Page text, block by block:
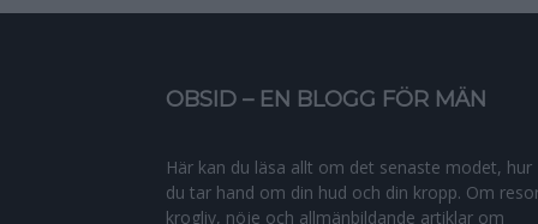
OBSID – EN BLOGG FÖR MÄN
Här kan du läsa allt om det senaste modet, hur
du tar hand om din hud och din kropp. Om
krogliv, nöje och allmänbildande artiklar om